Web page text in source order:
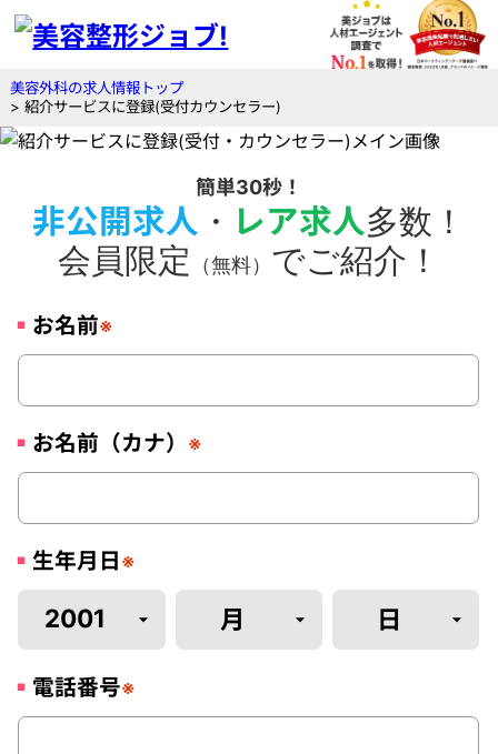
美容外科の求人情報トップ
> 紹介サービスに登録(受付カウンセラー)
簡単30秒！
非公開求人 ・ レア求人多数！
会員限定
（無料） でご紹介！
お名前※
お名前（カナ） ※
生年月日※
電話番号※